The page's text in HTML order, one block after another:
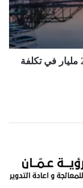
وزارة المياه: الحكومة حققت خفضا بنحو 2.5 مليار في تكلفة